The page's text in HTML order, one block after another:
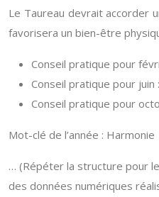
Le Taureau devrait accorder
favorisera un bien-être
Conseil pratique pour
Conseil pratique pour
Conseil pratique pour
Mot-clé de l’année : Harmonie
… (Répéter la structure pour
des données numériques